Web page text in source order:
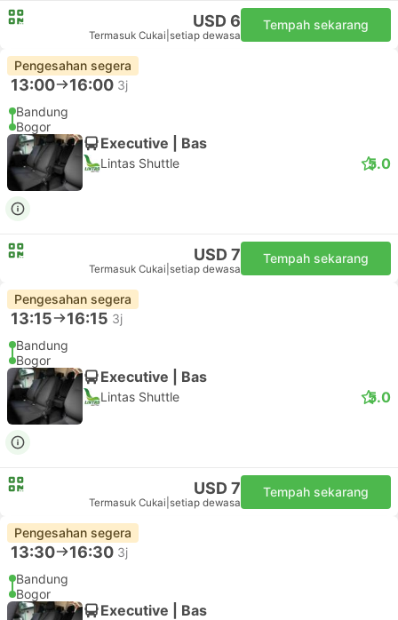
USD 6
Termasuk Cukai setiap dewasa
Tempah sekarang
Pengesahan segera
13:00 16:00 3j
Bandung
Bogor
Executive | Bas
Lintas Shuttle 5.0
USD 7
Termasuk Cukai setiap dewasa
Tempah sekarang
Pengesahan segera
13:15 16:15 3j
Bandung
Bogor
Executive | Bas
Lintas Shuttle 5.0
USD 7
Termasuk Cukai setiap dewasa
Tempah sekarang
Pengesahan segera
13:30 16:30 3j
Bandung
Bogor
Executive | Bas